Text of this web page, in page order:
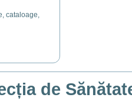
cataloage,
de